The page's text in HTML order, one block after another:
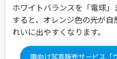
ホワイトバランスを「電球
すると、オレンジ色の光が
れいに出やすくなります。
園向け写真販売サービス